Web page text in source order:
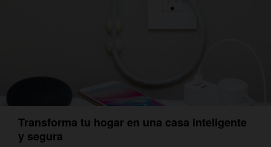
Transforma tu hogar en una casa inteligente
y segura